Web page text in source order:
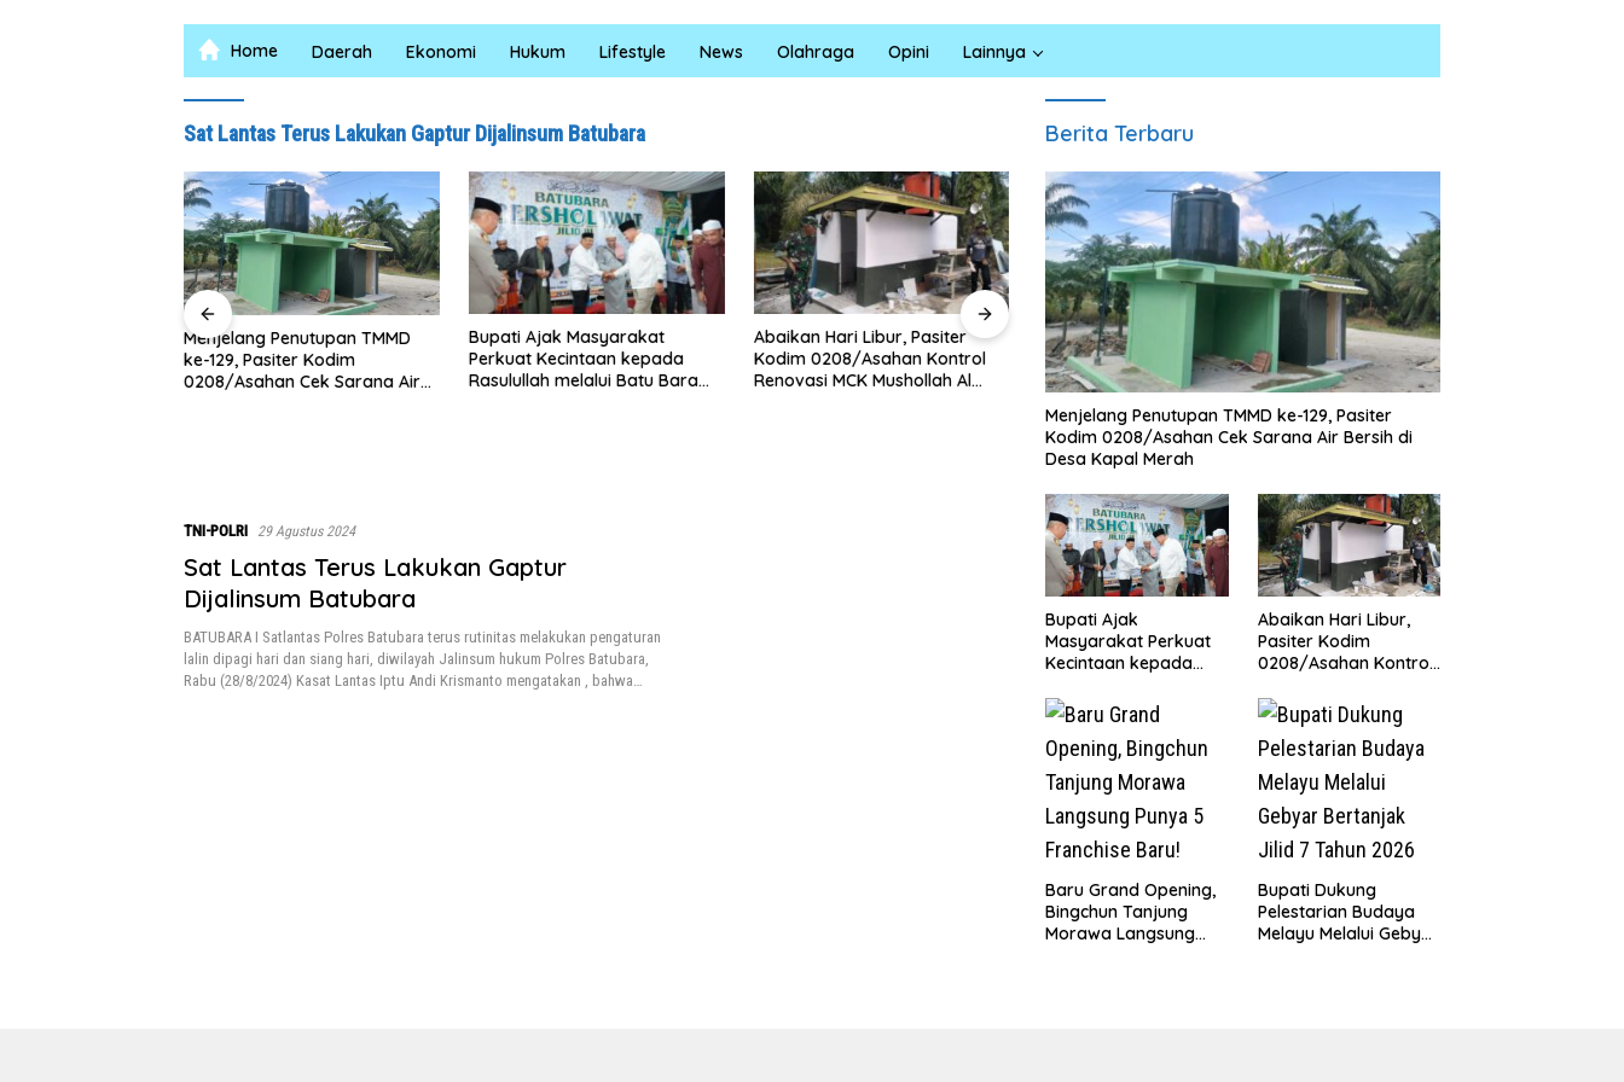
Home Daerah Ekonomi Hukum Lifestyle News Olahraga Opini Lainnya
Sat Lantas Terus Lakukan Gaptur Dijalinsum Batubara
Bupati Ajak Masyarakat
Perkuat Kecintaan kepada
Rasulullah melalui Batu Bara
Abaikan Hari Libur, Pasiter
Kodim 0208/Asahan Kontrol
Renovasi MCK Mushollah Al
‎Baru Grand Opening, Bingchun
Tanjung Morawa Langsung
Punya 5 Franchise Baru!
Bupati Dukung Pelestarian
Budaya Melayu Melalui Gebyar
Bertanjak Jilid 7 Tahun 2026
Sebelumnya Berlantaikan
Tanah Beralaskan Tikar, Kini
Ibu Paijem Nikmati Lantai
0208/Asahan
TNI-POLRI 29 Agustus 2024
Sat Lantas Terus Lakukan Gaptur
Dijalinsum Batubara
BATUBARA I Satlantas Polres Batubara terus rutinitas melakukan pengaturan
lalin dipagi hari dan siang hari, diwilayah Jalinsum hukum Polres Batubara,
Rabu (28/8/2024) Kasat Lantas Iptu Andi Krismanto mengatakan , bahwa…
Berita Terbaru
Menjelang Penutupan TMMD ke-129, Pasiter
Kodim 0208/Asahan Cek Sarana Air Bersih di
Desa Kapal Merah
Bupati Ajak
Masyarakat Perkuat
Kecintaan kepada
Batu Bara
Bersholawat
Abaikan Hari Libur,
Pasiter Kodim
0208/Asahan Kontrol
Mushollah Al Maghribi
‎Baru Grand Opening,
Bingchun Tanjung
Morawa Langsung
Bupati Dukung
Pelestarian Budaya
Melayu Melalui Gebyar